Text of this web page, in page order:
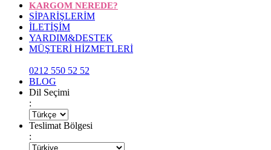
KARGOM NEREDE?
SİPARİŞLERİM
İLETİŞİM
YARDIM&DESTEK
MÜŞTERİ HİZMETLERİ
0212 550 52 52
BLOG
Dil Seçimi
:
Teslimat Bölgesi
: